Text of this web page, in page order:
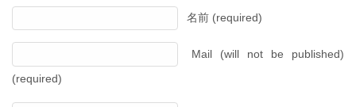
名前 (required)
Mail (will not be published)
(required)